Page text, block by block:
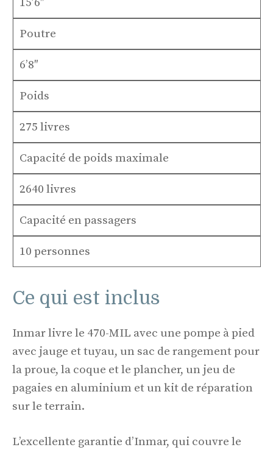
Poutre
6’8″
Poids
275 livres
Capacité de poids maximale
2640 livres
Capacité en passagers
10 personnes
Ce qui est inclus
Inmar livre le 470-MIL avec une pompe à pied
avec jauge et tuyau, un sac de rangement pour
la proue, la coque et le plancher, un jeu de
pagaies en aluminium et un kit de réparation
sur le terrain.
L’excellente garantie d’Inmar, qui couvre le